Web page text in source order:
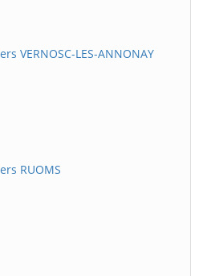
VERNOSC-LES-ANNONAY
RUOMS